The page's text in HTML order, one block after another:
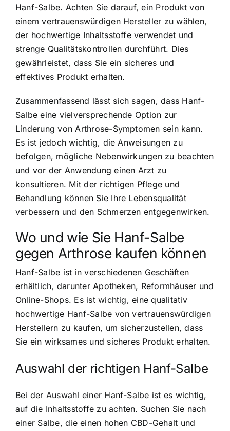
Hanf-Salbe. Achten Sie darauf, ein Produkt von
einem vertrauenswürdigen Hersteller zu wählen,
der hochwertige Inhaltsstoffe verwendet und
strenge Qualitätskontrollen durchführt. Dies
gewährleistet, dass Sie ein sicheres und
effektives Produkt erhalten.
Zusammenfassend lässt sich sagen, dass Hanf-
Salbe eine vielversprechende Option zur
Linderung von Arthrose-Symptomen sein kann.
Es ist jedoch wichtig, die Anweisungen zu
befolgen, mögliche Nebenwirkungen zu beachten
und vor der Anwendung einen Arzt zu
konsultieren. Mit der richtigen Pflege und
Behandlung können Sie Ihre Lebensqualität
verbessern und den Schmerzen entgegenwirken.
Wo und wie Sie Hanf-Salbe
gegen Arthrose kaufen können
Hanf-Salbe ist in verschiedenen Geschäften
erhältlich, darunter Apotheken, Reformhäuser und
Online-Shops. Es ist wichtig, eine qualitativ
hochwertige Hanf-Salbe von vertrauenswürdigen
Herstellern zu kaufen, um sicherzustellen, dass
Sie ein wirksames und sicheres Produkt erhalten.
Auswahl der richtigen Hanf-Salbe
Bei der Auswahl einer Hanf-Salbe ist es wichtig,
auf die Inhaltsstoffe zu achten. Suchen Sie nach
einer Salbe, die einen hohen CBD-Gehalt und